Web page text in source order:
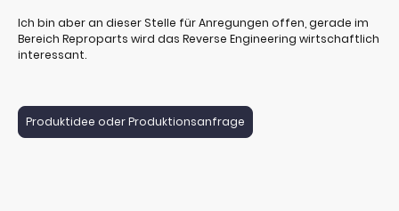
Ich bin aber an dieser Stelle für Anregungen offen, gerade im
Bereich Reproparts wird das Reverse Engineering wirtschaftlich
interessant.
Produktidee oder Produktionsanfrage